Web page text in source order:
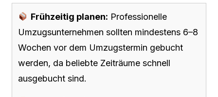
Frühzeitig planen: Professionelle
Umzugsunternehmen sollten mindestens 6–8
Wochen vor dem Umzugstermin gebucht
werden, da beliebte Zeiträume schnell
ausgebucht sind.